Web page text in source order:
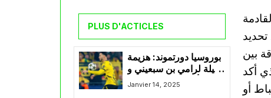
PLUS D'ACTICLES
بوروسيا دورتموند: هزيمة
ثقيلة لرامي بن سبعيني و
رفاقه أمام هولشتاين كيل
Janvier 14, 2025
بين
أكد
أو